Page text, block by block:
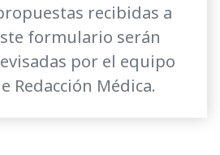
recibidas a
formulario serán
por el equipo
Redacción Médica.